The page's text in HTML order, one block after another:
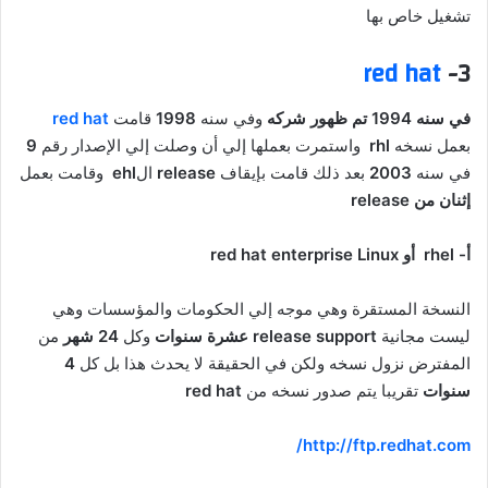
تشغيل خاص بها
3-
red hat
في سنه 1994 تم ظهور شركه وفي سنه 1998 قامت red hat
بعمل نسخه rhl واستمرت بعملها إلي أن وصلت إلي الإصدار رقم 9
في سنه 2003 بعد ذلك قامت بإيقاف release الehl وقامت بعمل
إثنان من release
أ- rhel أو red hat enterprise Linux
النسخة المستقرة وهي موجه إلي الحكومات والمؤسسات وهي
ليست مجانية release support عشرة سنوات وكل 24 شهر
من
المفترض نزول نسخه ولكن في الحقيقة لا يحدث هذا بل كل 4
سنوات تقريبا يتم صدور نسخه من red hat
http://ftp.redhat.com/